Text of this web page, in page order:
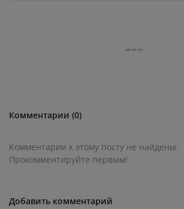
Комментарии (0)
Комментарии к этому посту не найдены.
Прокомментируйте первым!
Добавить комментарий